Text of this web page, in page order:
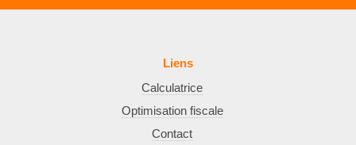
Liens
Calculatrice
Optimisation fiscale
Contact